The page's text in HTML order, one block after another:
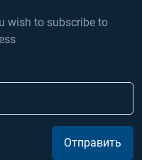
wish to subscribe to
Отправить